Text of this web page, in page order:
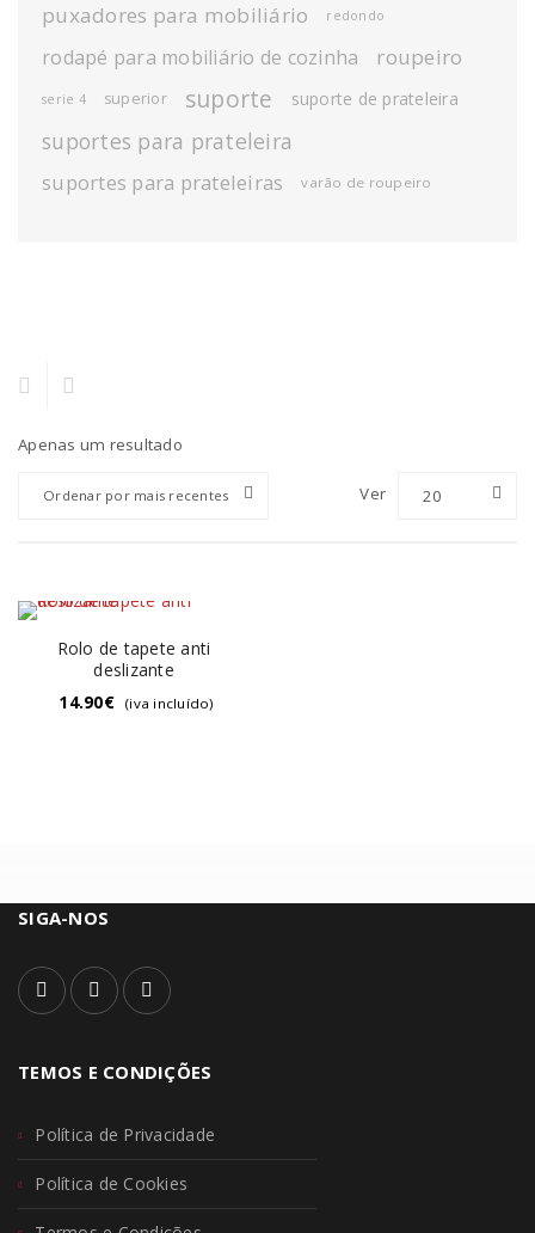
puxadores para mobiliário redondo
rodapé para mobiliário de cozinha roupeiro
serie 4 superior suporte suporte de prateleira
suportes para prateleira
suportes para prateleiras varão de roupeiro
Apenas um resultado
Ordenar por mais recentes Ver 20
Rolo de tapete anti
deslizante
14.90€ (iva incluído)
SIGA-NOS
TEMOS E CONDIÇÕES
Política de Privacidade
Política de Cookies